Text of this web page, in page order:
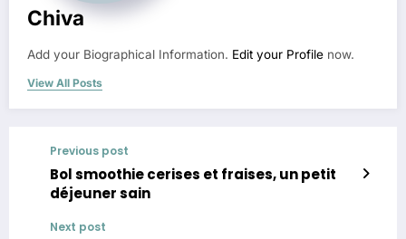
Chiva
Add your Biographical Information. Edit your Profile now.
View All Posts
Previous post
Bol smoothie cerises et fraises, un petit
déjeuner sain
Next post